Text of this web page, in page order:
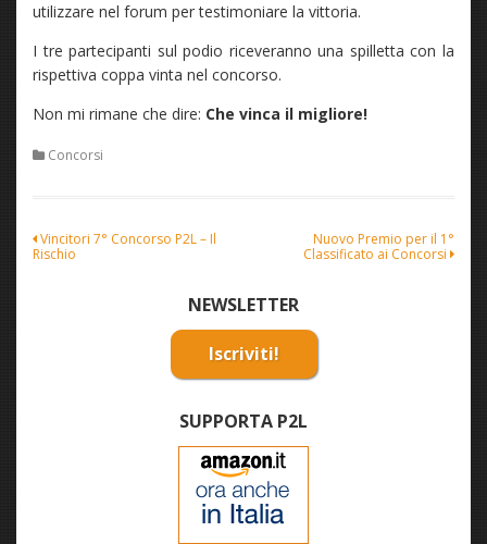
utilizzare nel forum per testimoniare la vittoria.
I tre partecipanti sul podio riceveranno una spilletta con la
rispettiva coppa vinta nel concorso.
Non mi rimane che dire: Che vinca il migliore!
Concorsi
Navigazione
Vincitori 7° Concorso P2L – Il
Rischio
Nuovo Premio per il 1°
Classificato ai Concorsi
NEWSLETTER
Iscriviti!
SUPPORTA P2L